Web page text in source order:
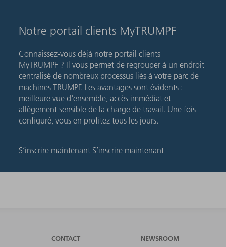
Notre portail clients MyTRUMPF
Connaissez-vous déjà notre portail clients
MyTRUMPF ? Il vous permet de regrouper à un endroit
centralisé de nombreux processus liés à votre parc de
machines TRUMPF. Les avantages sont évidents :
meilleure vue d'ensemble, accès immédiat et
allègement sensible de la charge de travail. Une fois
configuré, vous en profitez tous les jours.
S’inscrire maintenant S’inscrire maintenant
CONTACT NEWSROOM